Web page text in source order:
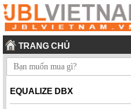
TRANG CHỦ
EQUALIZE DBX